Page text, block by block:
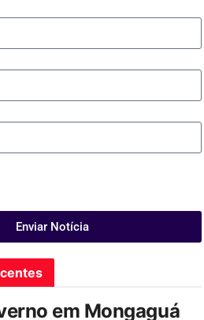
Enviar Notícia
em Mongaguá